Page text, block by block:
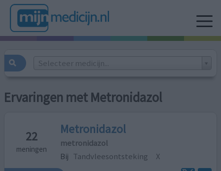
Selecteer medicijn...
Ervaringen met Metronidazol
22
meningen
Metronidazol
metronidazol
Bij Tandvleesontsteking X